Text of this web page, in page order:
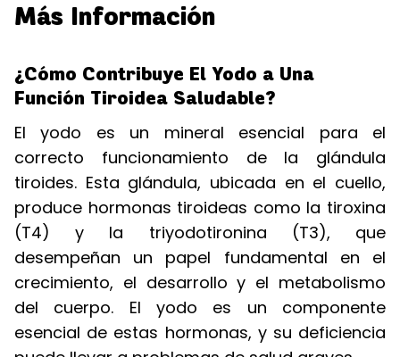
Más Información
¿Cómo Contribuye El Yodo a Una
Función Tiroidea Saludable?
El yodo es un mineral esencial para el
correcto funcionamiento de la glándula
tiroides. Esta glándula, ubicada en el cuello,
produce hormonas tiroideas como la tiroxina
(T4) y la triyodotironina (T3), que
desempeñan un papel fundamental en el
crecimiento, el desarrollo y el metabolismo
del cuerpo. El yodo es un componente
esencial de estas hormonas, y su deficiencia